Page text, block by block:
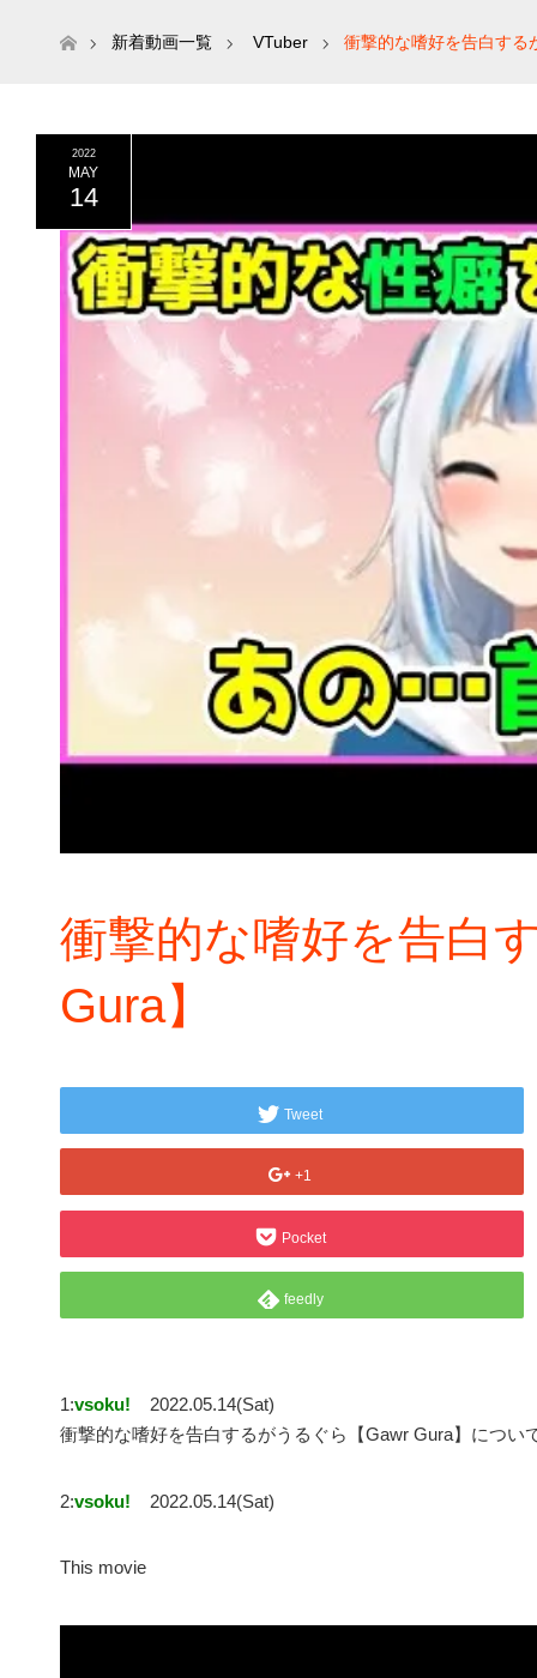
ホーム新着動画一覧 VTuber 衝撃的な嗜好を告白する
2022
MAY
14
衝撃的な嗜好を告白
Gura】
Tweet
+1
Pocket
feedly
1:vsoku!
2022.05.14(Sat)
衝撃的な嗜好を告白するがうるぐら【Gawr Gura】につい
2:vsoku! 2022.05.14(Sat)
This movie